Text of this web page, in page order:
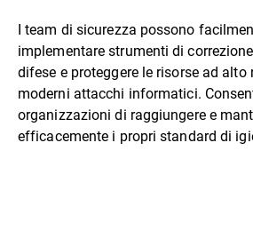
I team di sicurezza possono
implementare strumenti di
difese e proteggere le risorse ad alto
moderni attacchi informatici.
organizzazioni di raggiungere e
efficacemente i propri standard di